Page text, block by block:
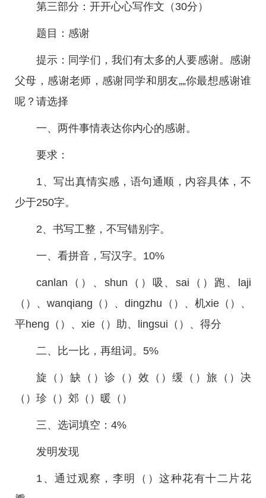
第三部分：开开心心写作文（30分）
题目：感谢
提示：同学们，我们有太多的人要感谢。感谢
父母，感谢老师，感谢同学和朋友„„你最想感谢谁
呢？请选择
一、两件事情表达你内心的感谢。
要求：
1、写出真情实感，语句通顺，内容具体，不
少于250字。
2、书写工整，不写错别字。
一、看拼音，写汉字。10%
canlan（）、shun（）吸、sai（）跑、laji
（）、wanqiang（）、dingzhu（）、机xie（）、
平heng（）、xie（）助、lingsui（）、得分
二、比一比，再组词。5%
旋（）缺（）诊（）效（）缓（）旅（）决
（）珍（）郊（）暖（）
三、选词填空：4%
发明发现
1、通过观察，李明（）这种花有十二片花